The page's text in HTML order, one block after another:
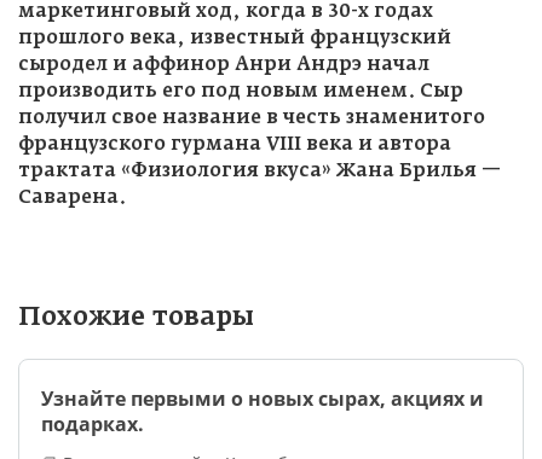
маркетинговый ход, когда в 30-х годах
прошлого века, известный французский
сыродел и аффинор Анри Андрэ начал
производить его под новым именем. Сыр
получил свое название в честь знаменитого
французского гурмана VIII века и автора
трактата «Физиология вкуса» Жана Брилья —
Саварена.
Похожие товары
Узнайте первыми о новых сырах, акциях и
подарках.